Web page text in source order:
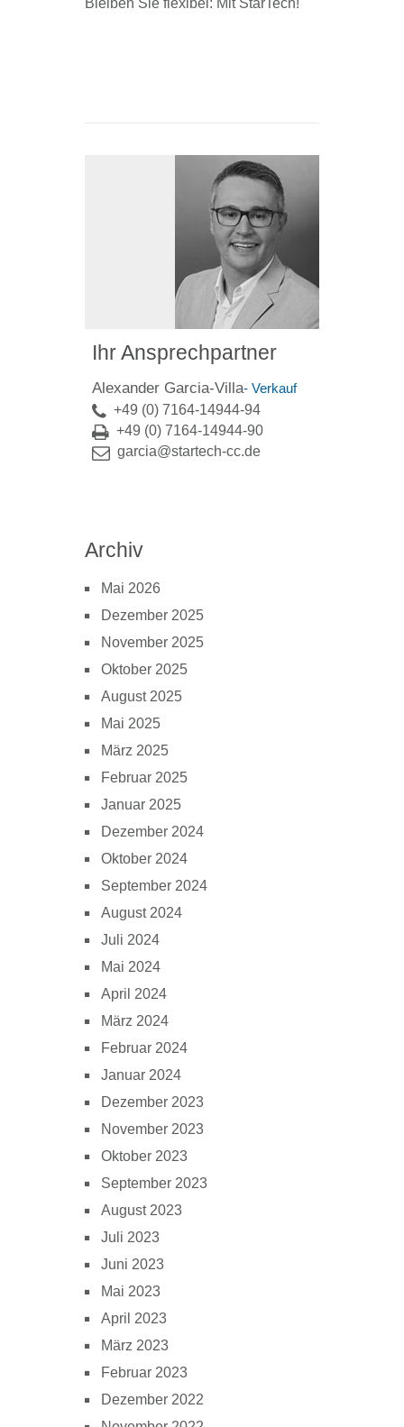
Bleiben Sie flexibel: Mit StarTech!
Ihr Ansprechpartner
Alexander Garcia-Villa- Verkauf
+49 (0) 7164-14944-94
+49 (0) 7164-14944-90
garcia@startech-cc.de
Archiv
Mai 2026
Dezember 2025
November 2025
Oktober 2025
August 2025
Mai 2025
März 2025
Februar 2025
Januar 2025
Dezember 2024
Oktober 2024
September 2024
August 2024
Juli 2024
Mai 2024
April 2024
März 2024
Februar 2024
Januar 2024
Dezember 2023
November 2023
Oktober 2023
September 2023
August 2023
Juli 2023
Juni 2023
Mai 2023
April 2023
März 2023
Februar 2023
Dezember 2022